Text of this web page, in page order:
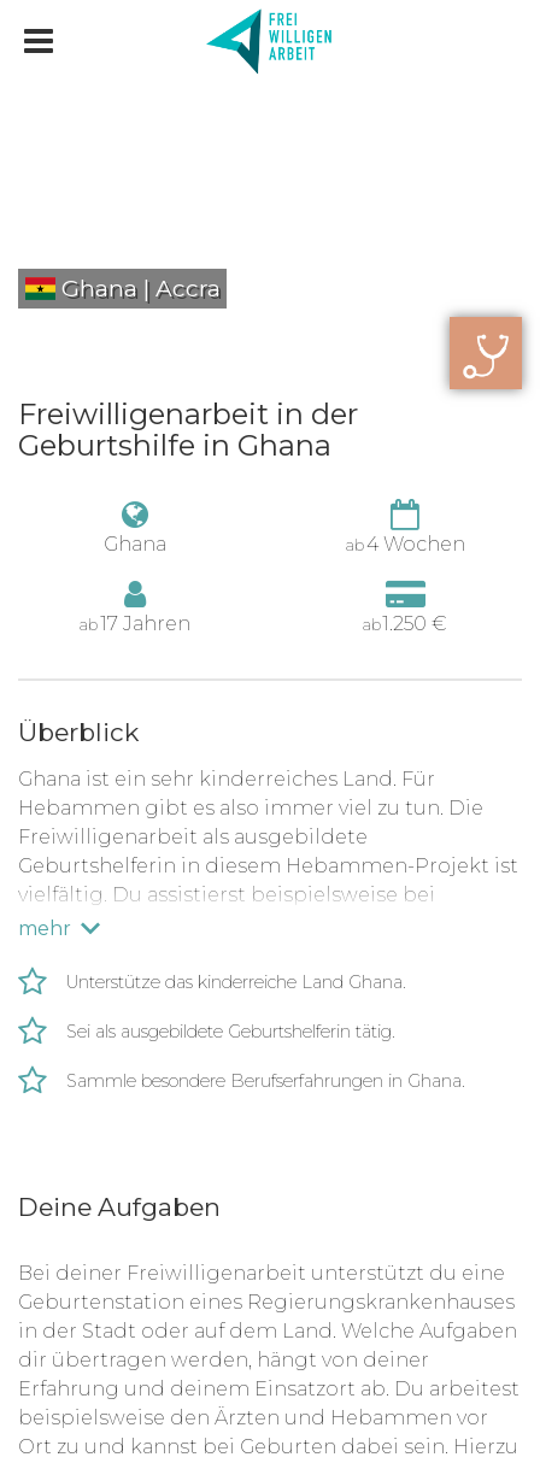
Ghana | Accra
Freiwilligenarbeit in der
Geburtshilfe in Ghana
Ghana ab4 Wochen
ab17 Jahren ab1.250 €
Überblick
Ghana ist ein sehr kinderreiches Land. Für
Hebammen gibt es also immer viel zu tun. Die
Freiwilligenarbeit als ausgebildete
Geburtshelferin in diesem Hebammen-Projekt ist
vielfältig. Du assistierst beispielsweise bei
Geburtsvor- und Nachbereitung, bist bei
Kreißsaales.
mehr
Unterstütze das kinderreiche Land Ghana.
Sei als ausgebildete Geburtshelferin tätig.
Sammle besondere Berufserfahrungen in Ghana.
Deine Aufgaben
Bei deiner Freiwilligenarbeit unterstützt du eine
Geburtenstation eines Regierungskrankenhauses
in der Stadt oder auf dem Land. Welche Aufgaben
dir übertragen werden, hängt von deiner
Erfahrung und deinem Einsatzort ab. Du arbeitest
beispielsweise den Ärzten und Hebammen vor
Ort zu und kannst bei Geburten dabei sein. Hierzu